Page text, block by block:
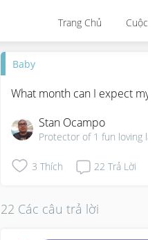
Trang Chủ
Baby
What month can I expect
Stan Ocampo
Protector of 1 fun loving
3 Thích 22 Trả Lời
22 Các câu trả lời